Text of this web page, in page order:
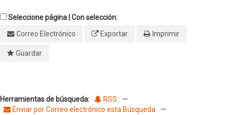
Seleccione página | Con selección:
Correo Electrónico
Exportar Imprimir
Guardar
Herramientas de búsqueda: RSS
—
Enviar por Correo electrónico esta Búsqueda
—